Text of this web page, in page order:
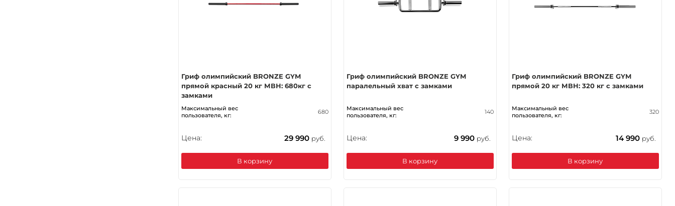
Гриф олимпийский BRONZE GYM
прямой красный 20 кг МВН: 680кг с
замками
Максимальный вес
пользователя, кг:
680
Цена: 29 990 руб.
В корзину
Гриф олимпийский BRONZE GYM
паралельный хват с замками
Максимальный вес
пользователя, кг:
140
Цена: 9 990 руб.
В корзину
Гриф олимпийский BRONZE GYM
прямой 20 кг МВН: 320 кг с замками
Максимальный вес
пользователя, кг:
320
Цена: 14 990 руб.
В корзину